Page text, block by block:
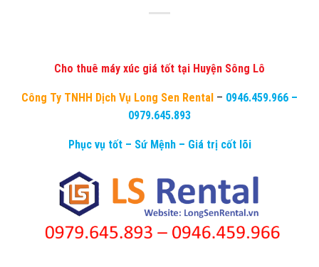
Cho thuê máy xúc giá tốt tại Huyện Sông Lô
Công Ty TNHH Dịch Vụ Long Sen Rental – 0946.459.966 –
0979.645.893
Phục vụ tốt – Sứ Mệnh – Giá trị cốt lõi